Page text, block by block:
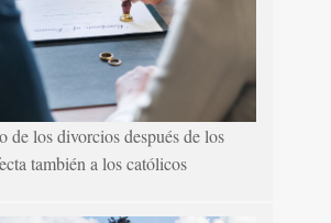
de los divorcios después de los
también a los católicos